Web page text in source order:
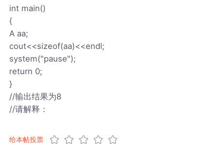
int main()
{
A aa;
cout<<sizeof(aa)<<endl;
system("pause");
return 0;
}
//输出结果为8
//请解释：
给本帖投票